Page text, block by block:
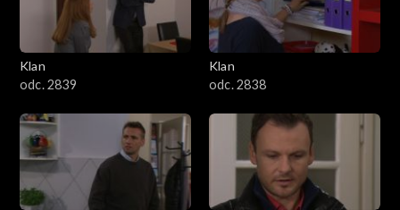
Klan
odc. 2839
Klan
odc. 2838